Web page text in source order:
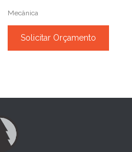
Mecânica
Solicitar Orçamento